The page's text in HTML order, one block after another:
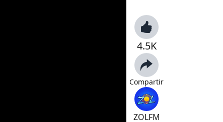
4.5K
Compartir
ZOLFM